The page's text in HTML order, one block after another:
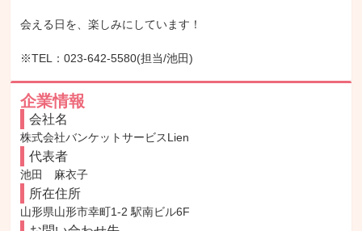
会える日を、楽しみにしています！
※TEL：023-642-5580(担当/池田)
企業情報
会社名
株式会社バンケットサービスLien
代表者
池田　麻衣子
所在住所
山形県山形市幸町1-2 駅南ビル6F